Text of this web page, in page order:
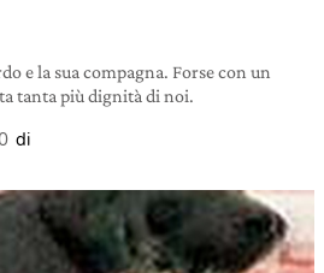
e la sua compagna. Forse con un
tanta più dignità di noi.
di